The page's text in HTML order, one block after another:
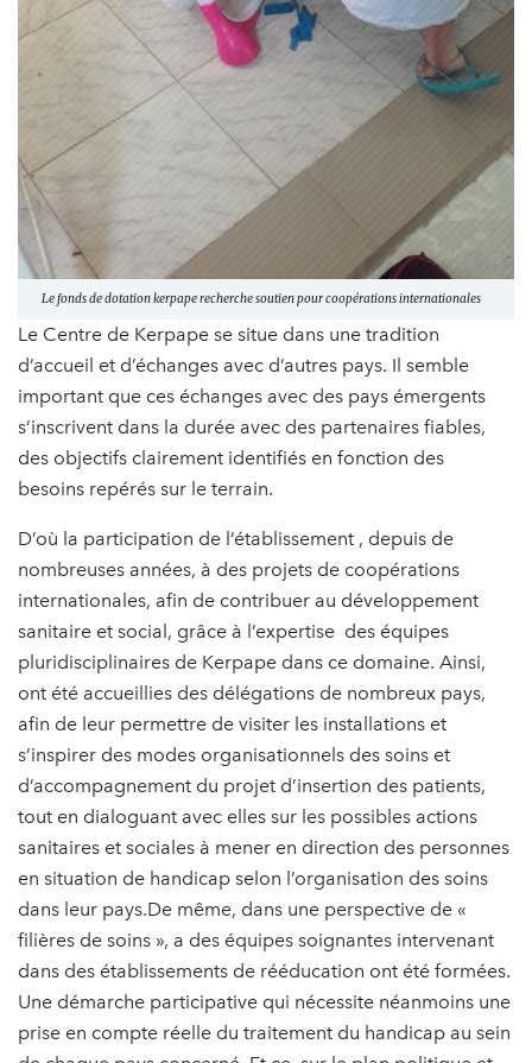
Le fonds de dotation kerpape recherche soutien pour coopérations internationales
Le Centre de Kerpape se situe dans une tradition
d’accueil et d’échanges avec d’autres pays. Il semble
important que ces échanges avec des pays émergents
s’inscrivent dans la durée avec des partenaires fiables,
des objectifs clairement identifiés en fonction des
besoins repérés sur le terrain.
D’où la participation de l’établissement , depuis de
nombreuses années, à des projets de coopérations
internationales, afin de contribuer au développement
sanitaire et social, grâce à l’expertise des équipes
pluridisciplinaires de Kerpape dans ce domaine. Ainsi,
ont été accueillies des délégations de nombreux pays,
afin de leur permettre de visiter les installations et
s’inspirer des modes organisationnels des soins et
d’accompagnement du projet d’insertion des patients,
tout en dialoguant avec elles sur les possibles actions
sanitaires et sociales à mener en direction des personnes
en situation de handicap selon l’organisation des soins
dans leur pays.De même, dans une perspective de «
filières de soins », a des équipes soignantes intervenant
dans des établissements de rééducation ont été formées.
Une démarche participative qui nécessite néanmoins une
prise en compte réelle du traitement du handicap au sein